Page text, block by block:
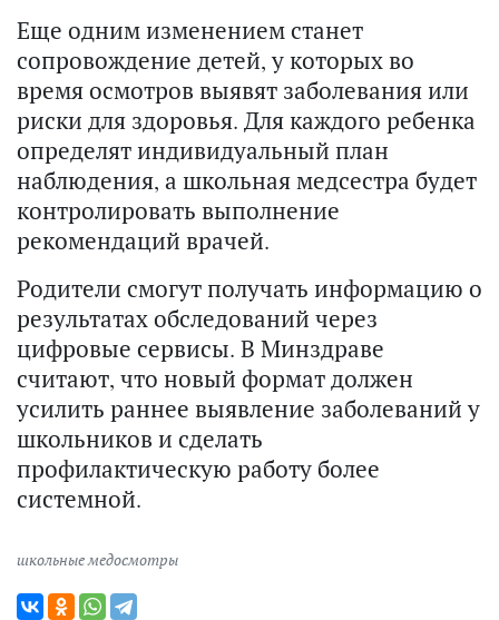
Еще одним изменением станет
сопровождение детей, у которых во
время осмотров выявят заболевания или
риски для здоровья. Для каждого ребенка
определят индивидуальный план
наблюдения, а школьная медсестра будет
контролировать выполнение
рекомендаций врачей.
Родители смогут получать информацию о
результатах обследований через
цифровые сервисы. В Минздраве
считают, что новый формат должен
усилить раннее выявление заболеваний у
школьников и сделать
профилактическую работу более
системной.
школьные медосмотры